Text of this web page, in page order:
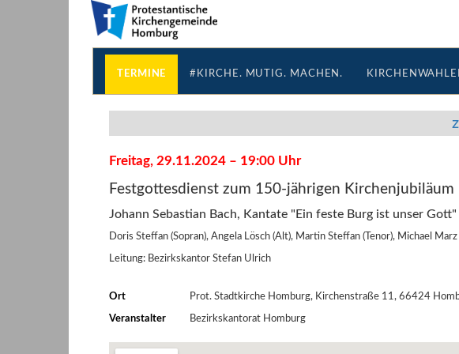
Direkt
zum
Inhalt
springen
TERMINE #KIRCHE. MUTIG. MACHEN.
Freitag, 29.11.2024 – 19:00 Uhr
Festgottesdienst zum 150-jährigen Kirchenjubiläum
Johann Sebastian Bach, Kantate "Ein feste Burg ist unser
Doris Steffan (Sopran), Angela Lösch (Alt), Martin Steffan (Tenor), Michael
Leitung: Bezirkskantor Stefan Ulrich
Ort Prot. Stadtkirche Homburg, Kirchenstraße 11, 66424
Veranstalter Bezirkskantorat Homburg